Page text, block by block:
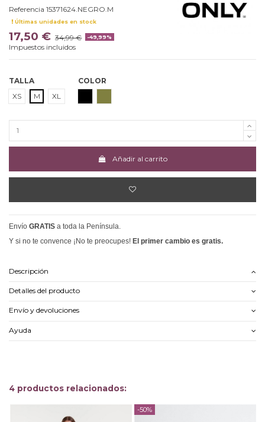
Referencia 15371624.NEGRO.M
Últimas unidades en stock
17,50 € 34,99 € -49,99%
Impuestos incluidos
TALLA
XS
M XL
COLOR
Añadir al carrito
Envío GRATIS a toda la Península.
Y si no te convence ¡No te preocupes! El primer cambio es gratis.
Descripción
Detalles del producto
Envío y devoluciones
Ayuda
4 productos relacionados:
-50%